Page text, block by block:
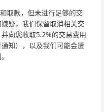
取款，但未进行足够的交
疑，我们保留取消相关交
向您收取5.2%的交易费用
知），以及我们可能会遭